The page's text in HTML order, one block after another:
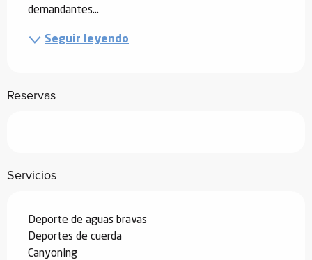
demandantes...
Seguir leyendo
Reservas
Servicios
Deporte de aguas bravas
Deportes de cuerda
Canyoning